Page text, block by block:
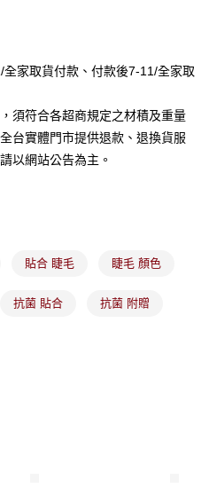
大用戶可立即使用無須另外申請。
單成立後會自動跳轉到大哥付的交易
期數、繳款截止日，確認付款後即完
示未達大哥付你分期系統評分，恕無
超商條碼／台灣大直營門市／銀行轉
或服務，並由商店將買賣／分期付款
免運費
)免運費
)免運費
全家取貨付款、付款後7-11/全家取
須符合各超商規定之材積及重量
台實體門市提供退款、退換貨服
以網站公告為主。
貼合 睫毛 睫毛 顏色
抗菌 貼合 抗菌 附贈